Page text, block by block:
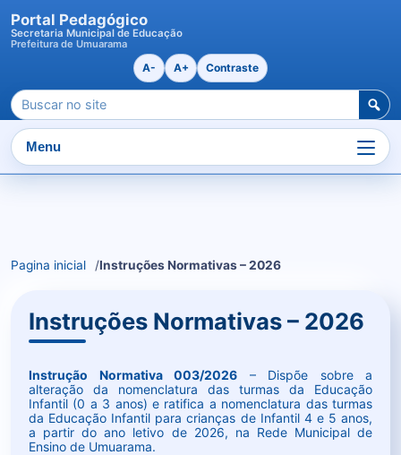
conteudo
Portal Pedagógico
Secretaria Municipal de Educação
Prefeitura de Umuarama
A- A+ Contraste
Pesquisar
por:
Menu
Pagina inicial Instruções Normativas – 2026
Instruções Normativas – 2026
Instrução Normativa 003/2026 – Dispõe sobre a
alteração da nomenclatura das turmas da Educação
Infantil (0 a 3 anos) e ratifica a nomenclatura das turmas
da Educação Infantil para crianças de Infantil 4 e 5 anos,
a partir do ano letivo de 2026, na Rede Municipal de
Ensino de Umuarama.